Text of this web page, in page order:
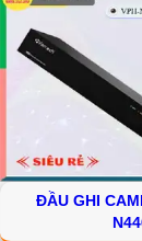
ĐẦU GHI